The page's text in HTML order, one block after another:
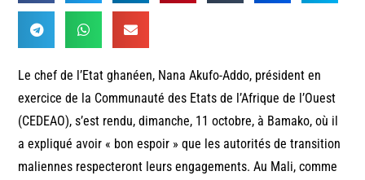
Le chef de l’Etat ghanéen, Nana Akufo-Addo, président en
exercice de la Communauté des Etats de l’Afrique de l’Ouest
(CEDEAO), s’est rendu, dimanche, 11 octobre, à Bamako, où il
a expliqué avoir « bon espoir » que les autorités de transition
maliennes respecteront leurs engagements. Au Mali, comme